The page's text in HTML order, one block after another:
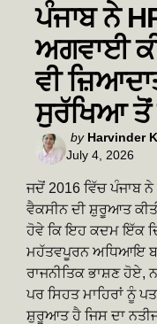
ਪੰਜਾਬ ਨੇ
ਅਗਵਾਈ
ਵੀ
ਸੁਰੱਖਿਆ ਤੋਂ
Posted
by
by Harvinder
July 4, 2026
ਜਦੋਂ 2016 ਵਿੱਚ ਪੰਜਾਬ
ਵੈਕਸੀਨ ਦੀ ਸ਼ੁਰੂਆਤ
ਹੋਵੇ ਕਿ ਇਹ ਕਦਮ ਇੱਕ
ਮਹੱਤਵਪੂਰਨ ਅਧਿਆਇ
ਰਾਜਨੀਤਿਕ ਭਾਸ਼ਣ
ਪਰ ਸਿਹਤ ਮਾਹਿਰਾਂ ਨੂੰ
ਸ਼ੁਰੂਆਤ ਹੈ ਜਿਸ ਦਾ